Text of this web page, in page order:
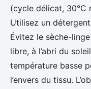
(cycle délicat, 30°C
Utilisez un
Évitez le sèche-
libre, à l’abri du
température basse
l’envers du tissu.